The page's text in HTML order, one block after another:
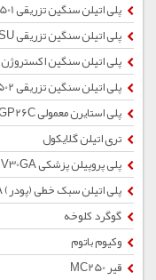
پلی اتیلن سنگین تزریقی 52501
پلی اتیلن سنگین تزریقی 52502SU
پلی اتیلن سنگین اکستروژن 5000S
پلی اتیلن سنگین تزریقی 52502
پلی استایرن معمولی GP26C
تری اتیلن گلایکول
پلی پروپیلن پزشکی V30GA
پلی اتیلن سبک خطی (پودر) 0209AA
گوگرد کلوخه
وکیوم باتوم
قیر MC250